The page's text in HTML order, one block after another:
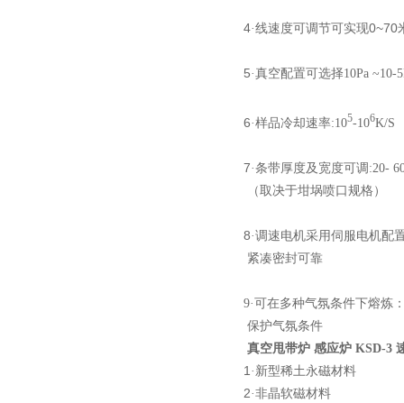
4·线速度可调节可实现0~70
5·真空配置可选择10Pa ~10-
6·样品冷却速率:105-106K/S
7·条带厚度及宽度可调 :20-
（取决于坩埚喷口规格）
8·调速电机采用伺服电机配
紧凑密封可靠
9·可在多种气氛条件下熔炼
保护气氛条件
真空甩带炉 感应炉 KSD-3
1 · 新型稀土永磁材料
2·非晶软磁材料